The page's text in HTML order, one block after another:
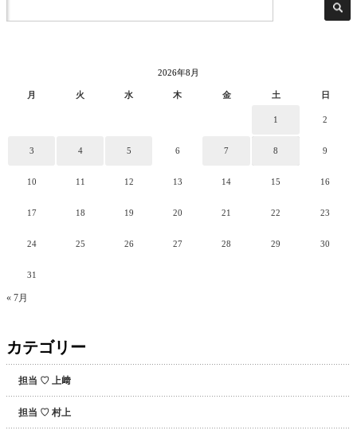
2026年8月
月 火 水 木 金 土 日
1 2
3 4 5 6 7 8 9
10 11 12 13 14 15 16
17 18 19 20 21 22 23
24 25 26 27 28 29 30
31
« 7月
カテゴリー
担当 ♡ 上﨑
担当 ♡ 村上